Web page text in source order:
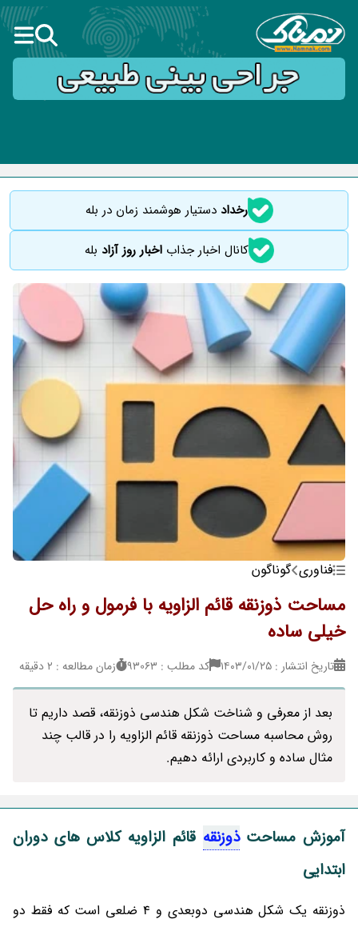
رخداددستیار هوشمند زمان در بله
کانال اخبار جذاباخبار روز آزاد بله
فناوری گوناگون
مساحت ذوزنقه قائم الزاویه با فرمول و راه حل
خیلی ساده
تاریخ انتشار : ۱۴۰۳/۰۱/۲۵ کد مطلب : 93063 زمان مطالعه : 2 دقیقه
بعد از معرفی و شناخت شکل هندسی ذوزنقه، قصد داریم تا
روش محاسبه مساحت ذوزنقه قائم الزاویه را در قالب چند
مثال ساده و کاربردی ارائه دهیم.
آموزش مساحتذوزنقه قائم الزاویه کلاس های دوران
ابتدایی
ذوزنقه یک شکل هندسی دوبعدی و 4 ضلعی است که فقط دو